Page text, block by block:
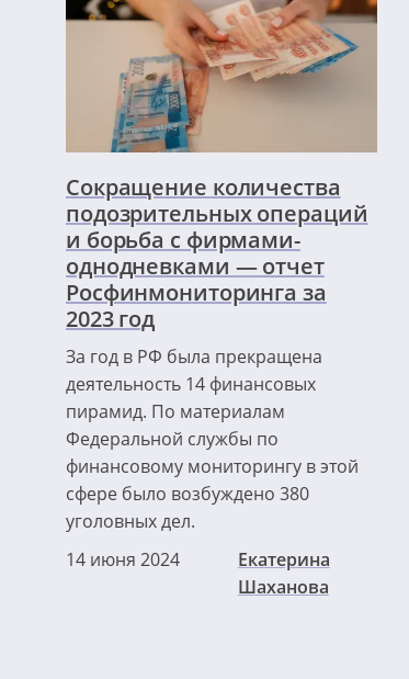
Сокращение количества
подозрительных операций
и борьба с фирмами-
однодневками — отчет
Росфинмониторинга за
2023 год
За год в РФ была прекращена
деятельность 14 финансовых
пирамид. По материалам
Федеральной службы по
финансовому мониторингу в этой
сфере было возбуждено 380
уголовных дел.
14 июня 2024
Екатерина
Шаханова